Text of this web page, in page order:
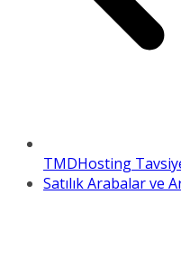
TMDHosting
Satılık Arabalar ve